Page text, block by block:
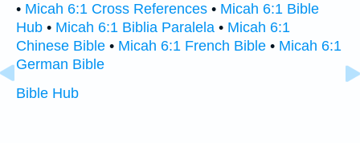
• Micah 6:1 Cross References • Micah 6:1 Bible
Hub • Micah 6:1 Biblia Paralela • Micah 6:1
Chinese Bible • Micah 6:1 French Bible • Micah 6:1
German Bible
Bible Hub